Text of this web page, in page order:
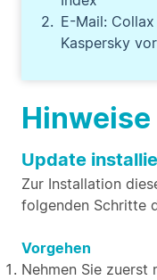
Update
Zur Installation
folgenden Schritte
Vorgehen
Nehmen Sie zuerst
E-Mail:
Kaspersky